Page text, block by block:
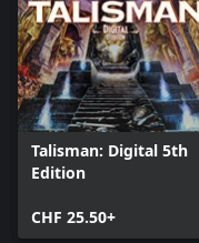
Talisman: Digital 5th
Edition
CHF 25.50+